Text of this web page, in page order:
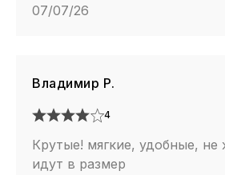
07/07/26
Владимир Р.
4
Крутые! мягкие, удобные, не
идут в размер